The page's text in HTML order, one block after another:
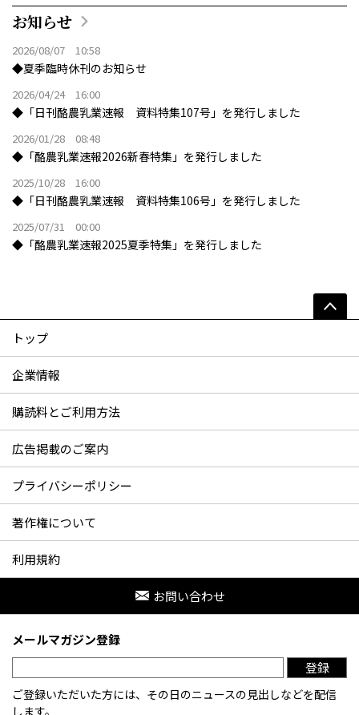
お知らせ
2026/08/07 10:58
◆夏季臨時休刊のお知らせ
2026/04/24 16:00
◆「日刊酪農乳業速報 資料特集107号」を発行しました
2026/01/28 08:48
◆「酪農乳業速報2026新春特集」を発行しました
2025/10/28 16:00
◆「日刊酪農乳業速報 資料特集106号」を発行しました
2025/07/31 00:00
◆「酪農乳業速報2025夏季特集」を発行しました
トップ
企業情報
購読料とご利用方法
広告掲載のご案内
プライバシーポリシー
著作権について
利用規約
お問い合わせ
メールマガジン登録
登録
ご登録いただいた方には、その日のニュースの見出しなどを配信
します。